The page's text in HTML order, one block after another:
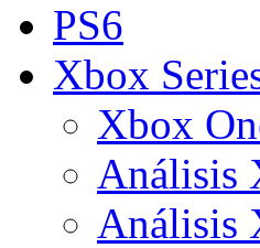
PS6
Xbox
Xbox
Análisis
Análisis